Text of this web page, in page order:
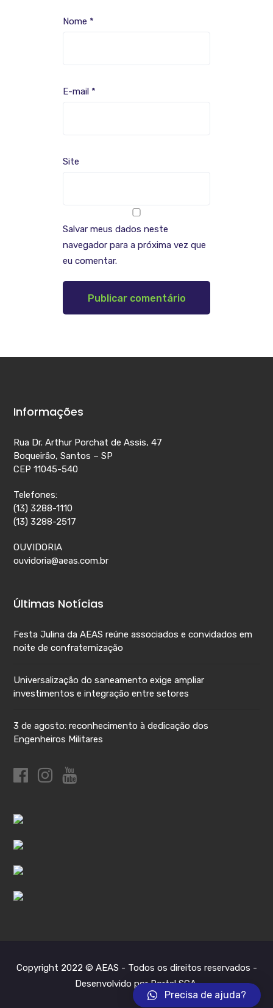
Nome *
E-mail *
Site
Salvar meus dados neste
navegador para a próxima vez que
eu comentar.
Informações
Rua Dr. Arthur Porchat de Assis, 47
Boqueirão, Santos – SP
CEP 11045-540
Telefones:
(13) 3288-1110
(13) 3288-2517
OUVIDORIA
ouvidoria@aeas.com.br
Últimas Notícias
Festa Julina da AEAS reúne associados e convidados em
noite de confraternização
Universalização do saneamento exige ampliar
investimentos e integração entre setores
3 de agosto: reconhecimento à dedicação dos
Engenheiros Militares
Copyright 2022 © AEAS - Todos os direitos reservados -
Desenvolvido por Portal SCA.
Precisa de ajuda?